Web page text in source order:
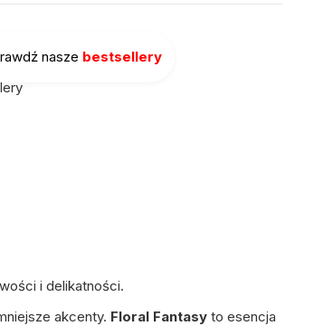
nasze bestsellery
i delikatności.
akcenty. Floral Fantasy to esencja